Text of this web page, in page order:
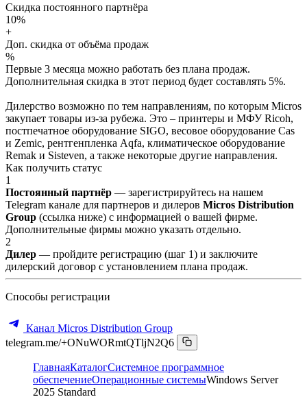
Скидка постоянного партнёра
10%
+
Доп. скидка от объёма продаж
%
Первые 3 месяца можно работать без плана продаж.
Дополнительная скидка в этот период будет составлять 5%.
Дилерство возможно по тем направлениям, по которым Micros
закупает товары из-за рубежа. Это – принтеры и МФУ Ricoh,
постпечатное оборудование SIGO, весовое оборудование Cas
и Zemic, рентгенпленка Aqfa, климатическое оборудование
Remak и Sisteven, а также некоторые другие направления.
Как получить статус
1
Постоянный партнёр — зарегистрируйтесь на нашем
Telegram канале для партнеров и дилеров Micros Distribution
Group (ссылка ниже) с информацией о вашей фирме.
Дополнительные фирмы можно указать отдельно.
2
Дилер — пройдите регистрацию (шаг 1) и заключите
дилерский договор с установлением плана продаж.
Способы регистрации
Канал Micros Distribution Group
telegram.me/+ONuWORmtQTljN2Q6
ГлавнаяКаталогСистемное программное
обеспечениеОперационные системыWindows Server
2025 Standard